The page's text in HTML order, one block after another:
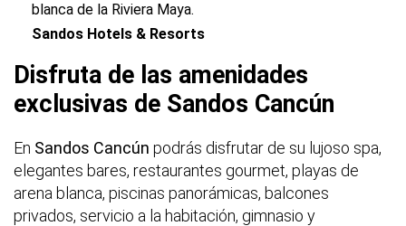
blanca de la Riviera Maya.
Sandos Hotels & Resorts
Disfruta de las amenidades
exclusivas de Sandos Cancún
En Sandos Cancún podrás disfrutar de su lujoso spa,
elegantes bares, restaurantes gourmet, playas de
arena blanca, piscinas panorámicas, balcones
privados, servicio a la habitación, gimnasio y